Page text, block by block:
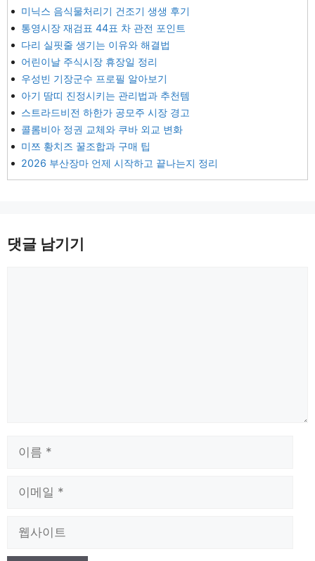
미닉스 음식물처리기 건조기 생생 후기
통영시장 재검표 44표 차 관전 포인트
다리 실핏줄 생기는 이유와 해결법
어린이날 주식시장 휴장일 정리
우성빈 기장군수 프로필 알아보기
아기 땀띠 진정시키는 관리법과 추천템
스트라드비전 하한가 공모주 시장 경고
콜롬비아 정권 교체와 쿠바 외교 변화
미쯔 황치즈 꿀조합과 구매 팁
2026 부산장마 언제 시작하고 끝나는지 정리
댓글 남기기